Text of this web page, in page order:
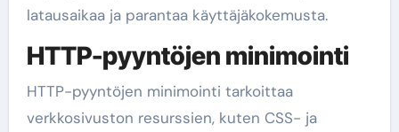
latausaikaa ja parantaa käyttäjäkokemusta.
HTTP-pyyntöjen minimointi
HTTP-pyyntöjen minimointi tarkoittaa
verkkosivuston resurssien, kuten CSS- ja